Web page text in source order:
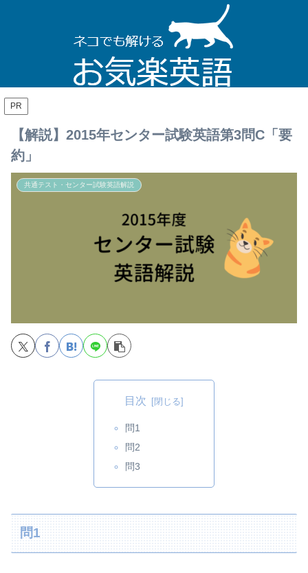
PR
【解説】2015年センター試験英語第3問C「要
約」
共通テスト・センター試験英語解説
目次
問1
問2
問3
問1